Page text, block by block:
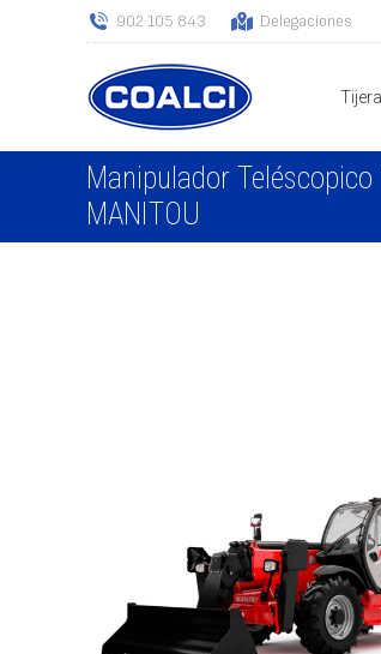
902 105 843 Delegaciones
Manipulador
MANITOU